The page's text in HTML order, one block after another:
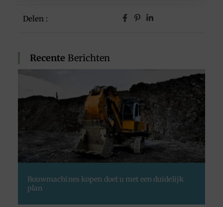
Delen :
Recente Berichten
Bouwmachines kopen doet u met een duidelijk
plan